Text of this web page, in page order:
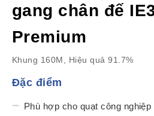
gang chân đế
Premium
Khung 160M, Hiệu quả 91.7%
Đặc điểm
Phù hợp cho quạt công